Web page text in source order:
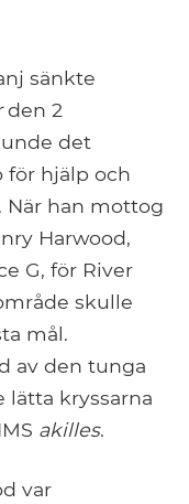
sänkte
den 2
det
för hjälp och
När han mottog
Harwood,
G, för River
skulle
mål.
av den tunga
lätta kryssarna
akilles.
var